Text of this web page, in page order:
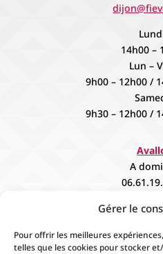
Gérer le
Pour offrir les meilleures
telles que les cookies pour stocker
14h00 –
Lun –
9h00 – 12h00 /
9h30 – 12h00 /
A
Sur